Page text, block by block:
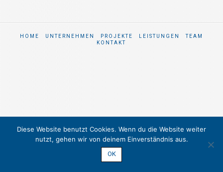
HOME UNTERNEHMEN PROJEKTE LEISTUNGEN
TEAM
KONTAKT
Diese Website benutzt Cookies. Wenn du die Website weiter
nutzt, gehen wir von deinem Einverständnis aus.
OK